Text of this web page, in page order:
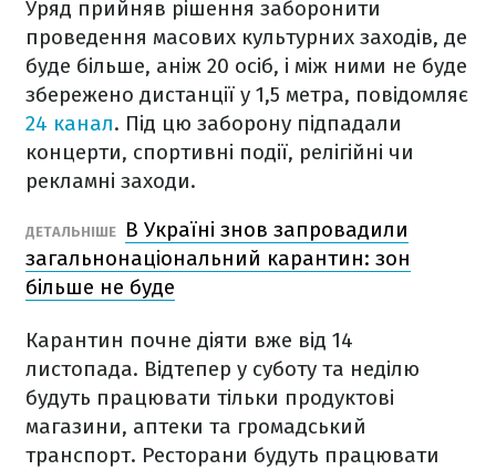
Уряд прийняв рішення заборонити
проведення масових культурних заходів, де
буде більше, аніж 20 осіб, і між ними не буде
збережено дистанції у 1,5 метра, повідомляє
24 канал. Під цю заборону підпадали
концерти, спортивні події, релігійні чи
рекламні заходи.
ДЕТАЛЬНІШЕ
В Україні знов запровадили
загальнонаціональний карантин: зон
більше не буде
Карантин почне діяти вже від 14
листопада. Відтепер у суботу та неділю
будуть працювати тільки продуктові
магазини, аптеки та громадський
транспорт. Ресторани будуть працювати